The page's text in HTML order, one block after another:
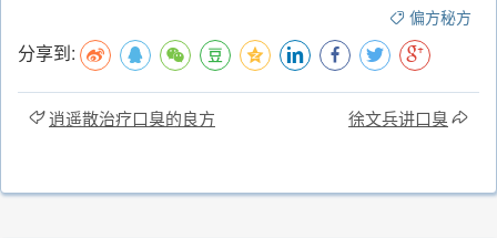
偏方秘方
分享到:
逍遥散治疗口臭的良方 徐文兵讲口臭